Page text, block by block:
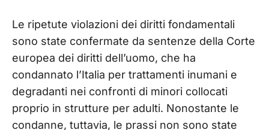
Le ripetute violazioni dei diritti fondamentali
sono state confermate da sentenze della Corte
europea dei diritti dell’uomo, che ha
condannato l’Italia per trattamenti inumani e
degradanti nei confronti di minori collocati
proprio in strutture per adulti. Nonostante le
condanne, tuttavia, le prassi non sono state